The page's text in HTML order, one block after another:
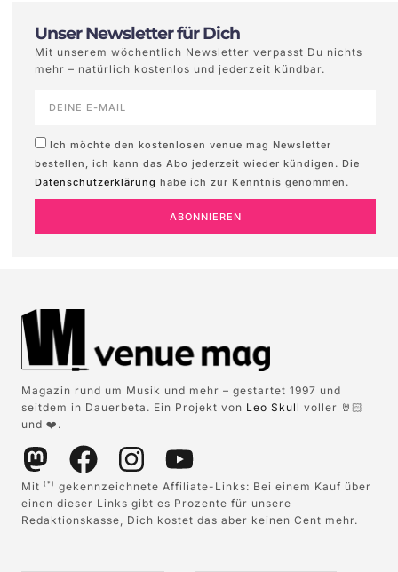
Unser Newsletter für Dich
Mit unserem wöchentlich Newsletter verpasst Du nichts
mehr – natürlich kostenlos und jederzeit kündbar.
Ich möchte den kostenlosen venue mag Newsletter
bestellen, ich kann das Abo jederzeit wieder kündigen. Die
Datenschutzerklärung habe ich zur Kenntnis genommen.
ABONNIEREN
Magazin rund um Musik und mehr – gestartet 1997 und
seitdem in Dauerbeta. Ein Projekt von Leo Skull voller 🤘🏻
und ❤️.
Mit (*)
gekennzeichnete Affiliate-Links: Bei einem Kauf über
einen dieser Links gibt es Prozente für unsere
Redaktionskasse, Dich kostet das aber keinen Cent mehr.